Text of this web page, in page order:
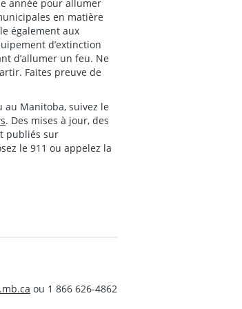
année pour allumer
en matière
également aux
d’extinction
d’allumer un feu. Ne
Faites preuve de
au Manitoba, suivez le
. Des mises à jour, des
publiés sur
le 911 ou appelez la
ou 1 866 626-4862